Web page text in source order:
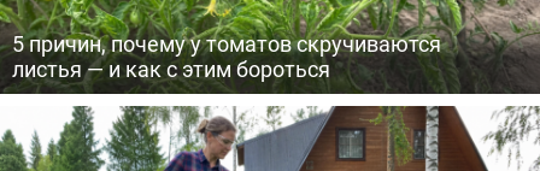
5 причин, почему у томатов скручиваются
листья — и как с этим бороться